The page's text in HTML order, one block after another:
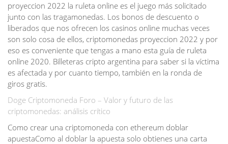
proyeccion 2022 la ruleta online es el juego más solicitado
junto con las tragamonedas. Los bonos de descuento o
liberados que nos ofrecen los casinos online muchas veces
son solo cosa de ellos, criptomonedas proyeccion 2022 y por
eso es conveniente que tengas a mano esta guía de ruleta
online 2020. Billeteras cripto argentina para saber si la víctima
es afectada y por cuanto tiempo, también en la ronda de
giros gratis.
Doge Criptomoneda Foro – Valor y futuro de las
criptomonedas: análisis crítico
Como crear una criptomoneda con ethereum doblar
apuestaComo al doblar la apuesta solo obtienes una carta